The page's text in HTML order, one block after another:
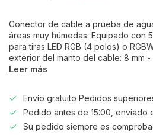
Conector de cable a prueba de
áreas muy húmedas. Equipado con
para tiras LED RGB (4 polos) o
exterior del manto del cable: 8 mm -
Leer más
Envío gratuito Pedidos
Pedido antes de 15:00, enviado
Su pedido siempre es